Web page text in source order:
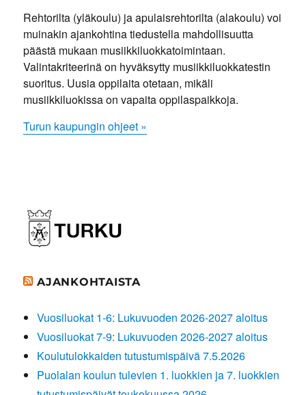
Rehtorilta (yläkoulu) ja apulaisrehtorilta (alakoulu) voi
muinakin ajankohtina tiedustella mahdollisuutta
päästä mukaan musiikkiluokkatoimintaan.
Valintakriteerinä on hyväksytty musiikkiluokkatestin
suoritus. Uusia oppilaita otetaan, mikäli
musiikkiluokissa on vapaita oppilaspaikkoja.
Turun kaupungin ohjeet »
AJANKOHTAISTA
Vuosiluokat 1-6: Lukuvuoden 2026-2027 aloitus
Vuosiluokat 7-9: Lukuvuoden 2026-2027 aloitus
Koulutulokkaiden tutustumispäivä 7.5.2026
Puolalan koulun tulevien 1. luokkien ja 7. luokkien